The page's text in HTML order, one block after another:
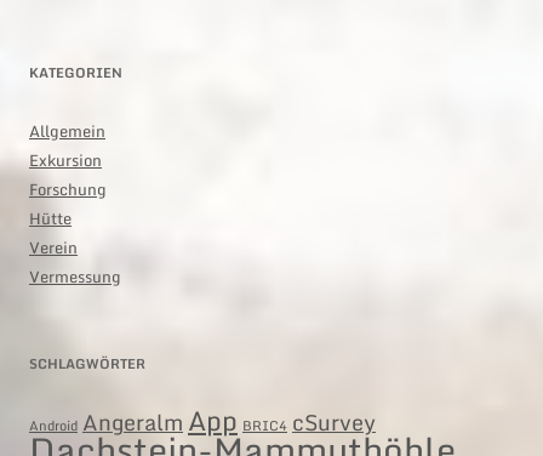
KATEGORIEN
Allgemein
Exkursion
Forschung
Hütte
Verein
Vermessung
SCHLAGWÖRTER
Android AngeralmApp BRIC4 cSurvey